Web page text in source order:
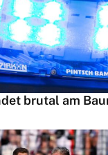
brutal am